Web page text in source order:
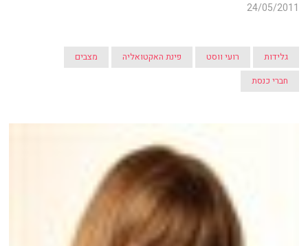
24/05/2011
גלידות רועי ווסט פינת האקטואליה
מצבים
חברי כנסת